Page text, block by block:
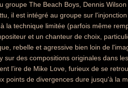
groupe The Beach Boys, Dennis
il est intégré au groupe sur
la technique limitée (parfois même
et un chanteur de choix,
rebelle et agressive bien loin de
sur des compositions originales dans
l'ire de Mike Love, furieux de se
points de divergences dure jusqu'à la